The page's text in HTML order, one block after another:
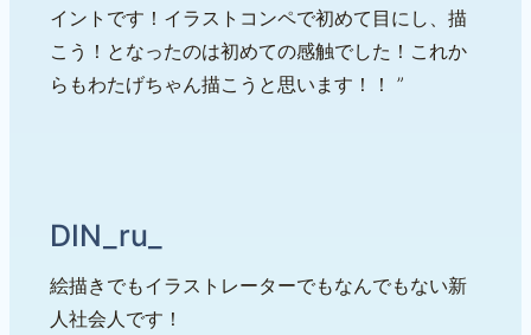
イントです！イラストコンペで初めて目にし、描
こう！となったのは初めての感触でした！これか
らもわたげちゃん描こうと思います！！ ”
DIN_ru_
絵描きでもイラストレーターでもなんでもない新
人社会人です！